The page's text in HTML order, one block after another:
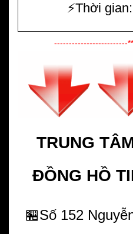
⚡️Thời
-------------------------
TRUNG
ĐỒNG HỒ
🏪Số 152